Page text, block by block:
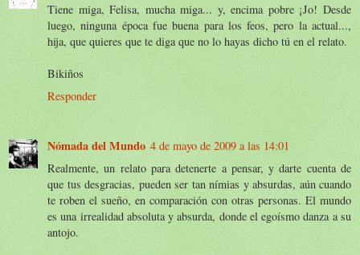
Tiene miga, Felisa, mucha miga... y, encima pobre ¡Jo! Desde
luego, ninguna época fue buena para los feos, pero la actual...,
hija, que quieres que te diga que no lo hayas dicho tú en el relato.
Bikiños
Responder
Nómada del Mundo 4 de mayo de 2009 a las 14:01
Realmente, un relato para detenerte a pensar, y darte cuenta de
que tus desgracias, pueden ser tan nímias y absurdas, aún cuando
te roben el sueño, en comparación con otras personas. El mundo
es una irrealidad absoluta y absurda, donde el egoísmo danza a su
antojo.